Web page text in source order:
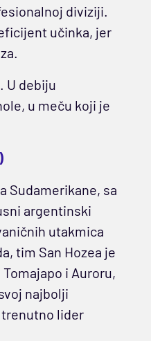
diviziji.
učinka, jer
U debiju
u meču koji je
Sudamerikane, sa
argentinski
utakmica
tim San Hozea je
i Auroru,
najbolji
lider